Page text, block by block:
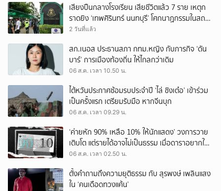
เสียงปืนกลางโรงเรียน เสียชีวิตแล้ว 7 ราย เหตุก
ราดยิง ‘เทพศิรินทร์ นนทบุรี’ โศกนาฏกรรมในสถาน
ศึกษา ครั้งที่ 2 ในรอบปี
2 วันที่แล้ว
สก.เนอส ประธานสภา กทม.หญิง กับภารกิจ ‘ดัน
บาร์’ การเมืองท้องถิ่น ให้ไกลกว่าเดิม
06 ส.ค. เวลา 10.50 น.
ไต้หวันประกาศซ้อมรบประจำปี ‘ไล่ ชิงเต๋อ’ เข้าร่วม
เป็นครั้งแรก เตรียมรับมือ หากจีนบุก
06 ส.ค. เวลา 09.29 น.
‘ค่ายหัก 90% เหลือ 10% ให้นักแสดง’ วงการวาย
เติบโต แต่รายได้อาจไม่เป็นธรรม เมื่อดาราอยากให้มี
‘สัญญามาตรฐาน’
06 ส.ค. เวลา 02.50 น.
ตั้งคำถามถึงความยุติธรรม กับ สุรพงษ์ เพลินแสง
ใน ‘คนเดือดทวงแค้น’